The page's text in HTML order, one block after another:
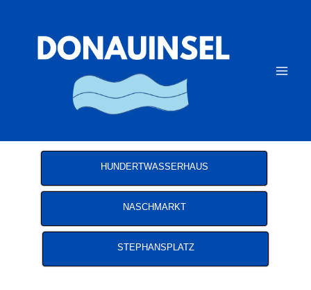
HUNDERTWASSERHAUS
NASCHMARKT
STEPHANSPLATZ